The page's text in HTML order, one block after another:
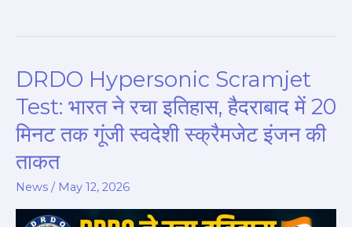
DRDO Hypersonic Scramjet
Test: भारत ने रचा इतिहास, हैदराबाद में 20
मिनट तक गूंजी स्वदेशी स्क्रैमजेट इंजन की
ताकत
News / May 12, 2026
DRDO
Hypersonic
Scramjet
Test:
भारत
ने
इतिहास,